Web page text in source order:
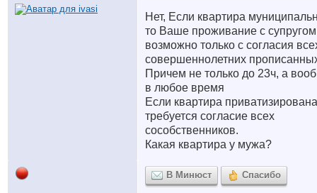
Нет, Если квартира
то Ваше проживание с супругом
возможно только с согласия
совершеннолетних
Причем не только до 23ч, а
в любое время
Если квартира
требуется согласие всех
сособственников.
Какая квартира у мужа?
В Минюст Спасибо